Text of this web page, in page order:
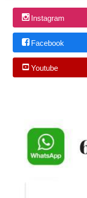
Instagram
Facebook
Youtube